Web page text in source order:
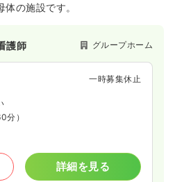
の施設です。
護師 グループホーム
一時募集休止
分）
詳細を見る